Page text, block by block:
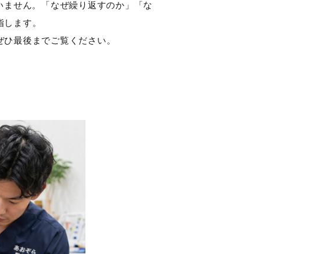
せん。「なぜ繰り返すのか」「な
ます。
最後までご覧ください。